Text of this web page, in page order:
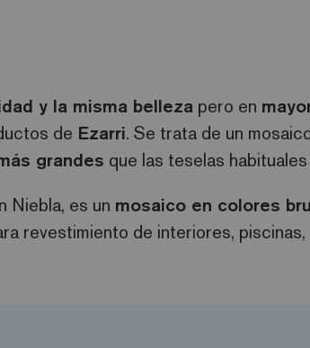
y la misma belleza pero en
de Ezarri. Se trata de un
grandes que las teselas
Niebla, es un mosaico en colores
revestimiento de interiores, piscinas,